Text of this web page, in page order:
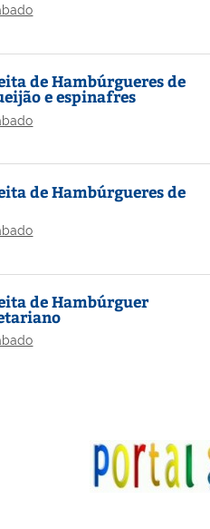
de Hambúrgueres de
e espinafres
de Hambúrgueres de
de Hambúrguer